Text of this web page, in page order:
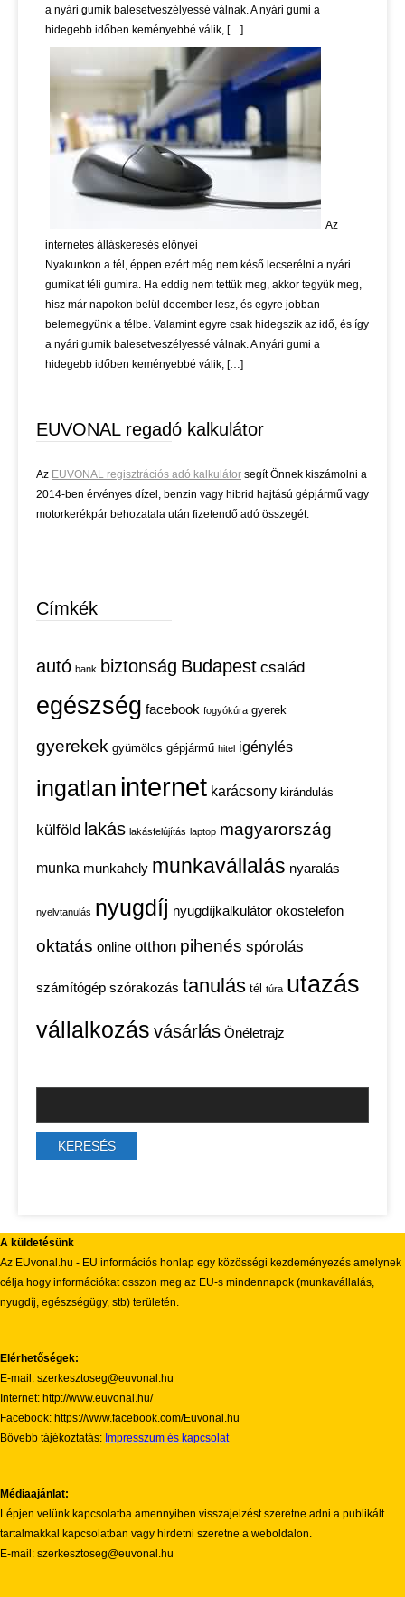
a nyári gumik balesetveszélyessé válnak. A nyári gumi a
hidegebb időben keményebbé válik, […]
Az
internetes álláskeresés előnyei
Nyakunkon a tél, éppen ezért még nem késő lecserélni a nyári
gumikat téli gumira. Ha eddig nem tettük meg, akkor tegyük meg,
hisz már napokon belül december lesz, és egyre jobban
belemegyünk a télbe. Valamint egyre csak hidegszik az idő, és így
a nyári gumik balesetveszélyessé válnak. A nyári gumi a
hidegebb időben keményebbé válik, […]
EUVONAL regadó kalkulátor
Az EUVONAL regisztrációs adó kalkulátor segít Önnek kiszámolni a
2014-ben érvényes dízel, benzin vagy hibrid hajtású gépjármű vagy
motorkerékpár behozatala után fizetendő adó összegét.
Címkék
autó bank biztonság Budapest család
egészség facebook fogyókúra gyerek
gyerekek gyümölcs gépjármű hitel igénylés
ingatlan internet karácsony kirándulás
külföld lakás lakásfelújítás laptop magyarország
munka munkahely munkavállalás nyaralás
nyelvtanulás nyugdíj nyugdíjkalkulátor okostelefon
oktatás online otthon pihenés spórolás
számítógép szórakozás tanulás tél túra utazás
vállalkozás vásárlás Önéletrajz
A küldetésünk
Az EUvonal.hu - EU információs honlap egy közösségi kezdeményezés amelynek
célja hogy információkat osszon meg az EU-s mindennapok (munkavállalás,
nyugdíj, egészségügy, stb) területén.
Elérhetőségek:
E-mail: szerkesztoseg@euvonal.hu
Internet: http://www.euvonal.hu/
Facebook: https://www.facebook.com/Euvonal.hu
Bővebb tájékoztatás: Impresszum és kapcsolat
Médiaajánlat:
Lépjen velünk kapcsolatba amennyiben visszajelzést szeretne adni a publikált
tartalmakkal kapcsolatban vagy hirdetni szeretne a weboldalon.
E-mail: szerkesztoseg@euvonal.hu